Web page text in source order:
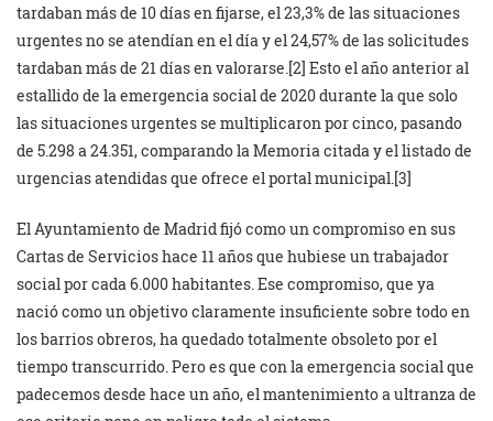
tardaban más de 10 días en fijarse, el 23,3% de las situaciones
urgentes no se atendían en el día y el 24,57% de las solicitudes
tardaban más de 21 días en valorarse.[2] Esto el año anterior al
estallido de la emergencia social de 2020 durante la que solo
las situaciones urgentes se multiplicaron por cinco, pasando
de 5.298 a 24.351, comparando la Memoria citada y el listado de
urgencias atendidas que ofrece el portal municipal.[3]
El Ayuntamiento de Madrid fijó como un compromiso en sus
Cartas de Servicios hace 11 años que hubiese un trabajador
social por cada 6.000 habitantes. Ese compromiso, que ya
nació como un objetivo claramente insuficiente sobre todo en
los barrios obreros, ha quedado totalmente obsoleto por el
tiempo transcurrido. Pero es que con la emergencia social que
padecemos desde hace un año, el mantenimiento a ultranza de